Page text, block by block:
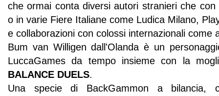
che ormai conta diversi autori stranieri che
o in varie Fiere Italiane come Ludica Milano,
e collaborazioni con colossi internazionali come
Bum van Willigen dall'Olanda è un
LuccaGames da tempo insieme con la
BALANCE DUELS.
Una specie di BackGammon a bilancia,